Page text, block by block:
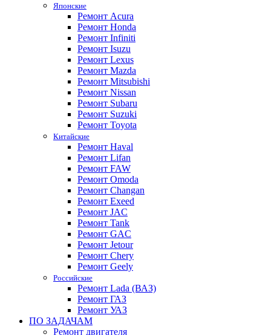
Японские
Ремонт Acura
Ремонт Honda
Ремонт Infiniti
Ремонт Isuzu
Ремонт Lexus
Ремонт Mazda
Ремонт Mitsubishi
Ремонт Nissan
Ремонт Subaru
Ремонт Suzuki
Ремонт Toyota
Китайские
Ремонт Haval
Ремонт Lifan
Ремонт FAW
Ремонт Omoda
Ремонт Changan
Ремонт Exeed
Ремонт JAC
Ремонт Tank
Ремонт GAC
Ремонт Jetour
Ремонт Chery
Ремонт Geely
Российские
Ремонт Lada (ВАЗ)
Ремонт ГАЗ
Ремонт УАЗ
ПО ЗАДАЧАМ
Ремонт двигателя